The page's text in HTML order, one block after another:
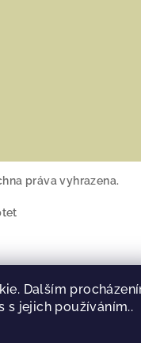
Dalším
s jejich používáním..
práva vyhrazena.